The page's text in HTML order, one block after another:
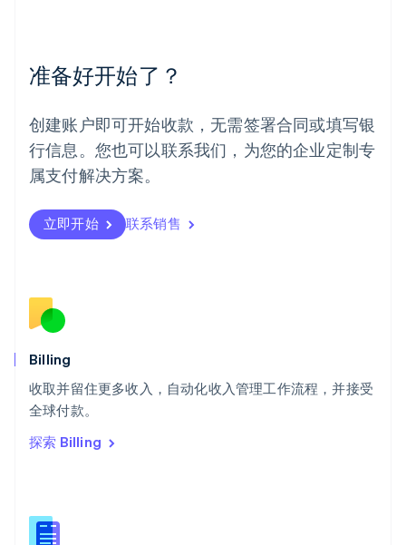
准备好开始了？
创建账户即可开始收款，无需签署合同或填写银
行信息。您也可以联系我们，为您的企业定制专
属支付解决方案。
立即开始 联系销售
Billing
收取并留住更多收入，自动化收入管理工作流程，并接受
全球付款。
探索 Billing
挪威
葡萄牙
Português English
日本
日本語English
瑞典
瑞士
DeutschFrançais
English
斯洛文尼亚
泰国
ไทยEnglish
希腊
English
西班牙
新西兰
English